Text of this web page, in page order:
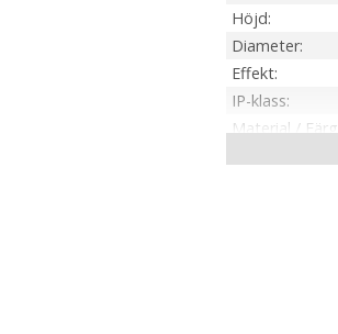
Höjd
Diameter
Effekt
IP-klass
Material / Färg